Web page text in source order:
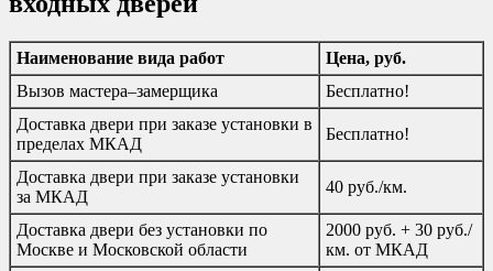
Наименование вида работ
Цена, руб.
Вызов мастера–замерщика
Бесплатно!
Доставка двери при заказе установки в
пределах МКАД
Бесплатно!
Доставка двери при заказе установки
за МКАД
40 руб./км.
Доставка двери без установки по
Москве и Московской области
2000 руб. + 30 руб./
км. от МКАД